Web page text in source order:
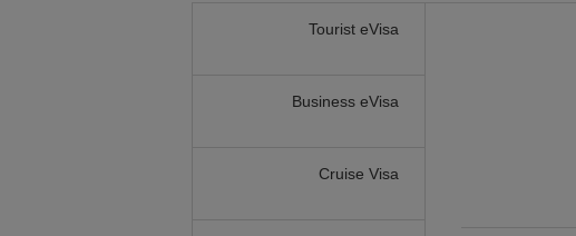
Tourist eVisa
Business eVisa
Cruise Visa